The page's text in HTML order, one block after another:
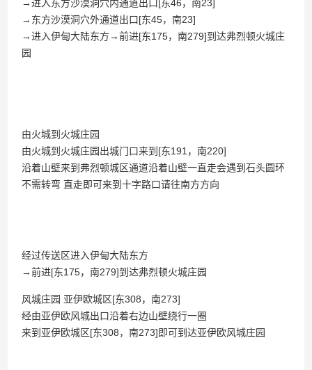
→进入东方沙漠洞穴内通道出口[东46，南23]
→东方沙漠洞穴外通道出口[东45，南23]
→进入伊甸大陆东方→前进[东175，南279]到达弗烈顿火城庄
园
由火城到火城庄园
由火城到火城庄园出城门口来到[东191，南220]
沿着山壁来到弗烈顿城区通道沿着山壁一直走会遇到石头圆环
不需转弯 直走即可来到十字路口请往南方方向
经过传送区进入伊甸大陆东方
→前进[东175，南279]到达弗烈顿火城庄园
风城庄园 亚伊欧城区[东308，南273]
经由亚伊欧风城出口沿着右边山壁绕行一圈
来到亚伊欧城区[东308，南273]即可到达亚伊欧风城庄园